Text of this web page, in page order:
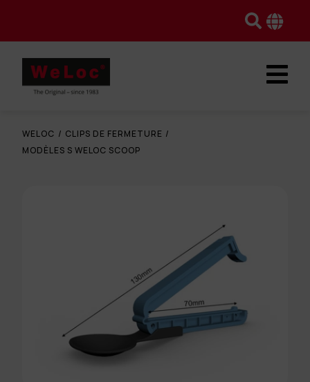
WELOC / CLIPS DE FERMETURE /
MODÈLES S WELOC SCOOP